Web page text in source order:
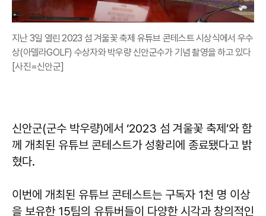
지난 3일 열린 2023 섬 겨울꽃 축제 유튜브 콘테스트 시상식에서 우수
상(아델라GOLF) 수상자와 박우량 신안군수가 기념 촬영을 하고 있다
[사진=신안군]
신안군(군수 박우량)에서 ‘2023 섬 겨울꽃 축제’와 함
께 개최된 유튜브 콘테스트가 성황리에 종료됐다고 밝
혔다.
이번에 개최된 유튜브 콘테스트는 구독자 1천 명 이상
을 보유한 15팀의 유튜버들이 다양한 시각과 창의적인